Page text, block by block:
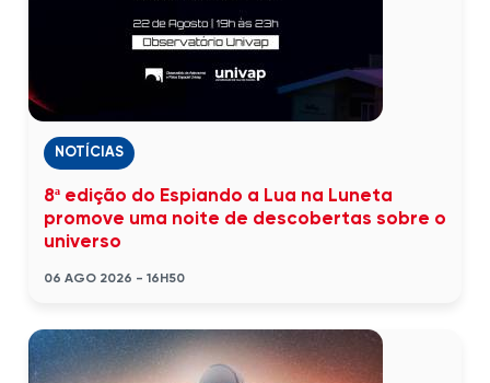
NOTÍCIAS
8ª edição do Espiando a Lua na Luneta
promove uma noite de descobertas sobre o
universo
06 AGO 2026 - 16H50